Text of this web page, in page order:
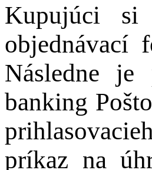
Kupujúci si
objednávací
Následne je
banking
príkaz na